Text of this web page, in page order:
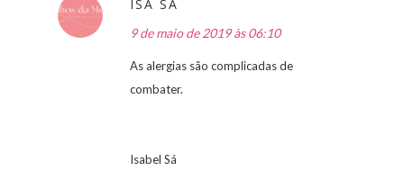
ISA SÁ
9 de maio de 2019 às 06:10
As alergias são complicadas de
combater.
Isabel Sá